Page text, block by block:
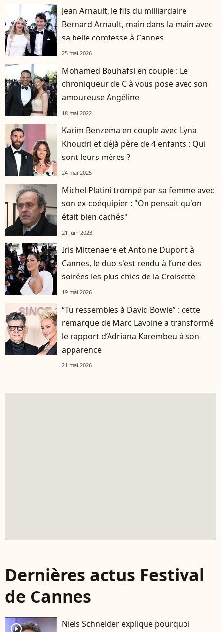
Jean Arnault, le fils du milliardaire
Bernard Arnault, main dans la main avec
sa belle comtesse à Cannes
25 mai 2026
Mohamed Bouhafsi en couple : Le
chroniqueur de C à vous pose avec son
amoureuse Angéline
18 mai 2022
Karim Benzema en couple avec Lyna
Khoudri et déjà père de 4 enfants : Qui
sont leurs mères ?
24 mai 2025
Michel Platini trompé par sa femme avec
son ex-coéquipier : "On pensait qu'on
était bien cachés"
21 juin 2023
Iris Mittenaere et Antoine Dupont à
Cannes, le duo s'est rendu à l’une des
soirées les plus chics de la Croisette
19 mai 2026
“Tu ressembles à David Bowie” : cette
remarque de Marc Lavoine a transformé
le rapport d’Adriana Karembeu à son
apparence
21 mai 2026
Dernières actus Festival
de Cannes
player2
Niels Schneider explique pourquoi